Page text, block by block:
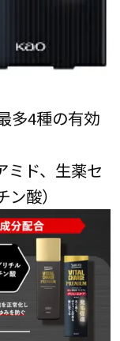
多4種の有効
ミド、生薬セ
酸）